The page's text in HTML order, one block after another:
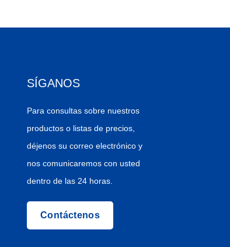
SÍGANOS
Para consultas sobre nuestros
productos o listas de precios,
déjenos su correo electrónico y
nos comunicaremos con usted
dentro de las 24 horas.
Contáctenos